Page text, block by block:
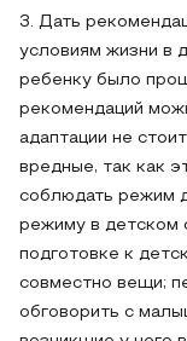
3. Дать
условиям жизни в
ребенку было
рекомендаций
адаптации не
вредные, так как
соблюдать режим
режиму в детском
подготовке к
совместно вещи;
обговорить с